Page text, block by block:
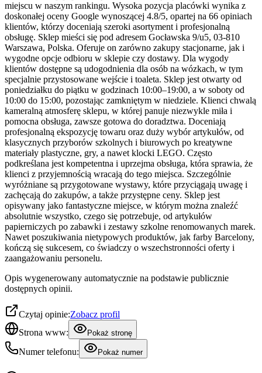
miejscu w naszym rankingu. Wysoka pozycja placówki wynika z
doskonałej oceny Google wynoszącej 4.8/5, opartej na 66 opiniach
klientów, którzy doceniają szeroki asortyment i profesjonalną
obsługę. Sklep mieści się pod adresem Gocławska 9/u5, 03-810
Warszawa, Polska. Oferuje on zarówno zakupy stacjonarne, jak i
wygodne opcje odbioru w sklepie czy dostawy. Dla wygody
klientów dostępne są udogodnienia dla osób na wózkach, w tym
specjalnie przystosowane wejście i toaleta. Sklep jest otwarty od
poniedziałku do piątku w godzinach 10:00–19:00, a w soboty od
10:00 do 15:00, pozostając zamkniętym w niedziele. Klienci chwalą
kameralną atmosferę sklepu, w której panuje niezwykle miła i
pomocna obsługa, zawsze gotowa do doradztwa. Doceniają
profesjonalną ekspozycję towaru oraz duży wybór artykułów, od
klasycznych przyborów szkolnych i biurowych po kreatywne
materiały plastyczne, gry, a nawet klocki LEGO. Często
podkreślana jest kompetentna i uprzejma obsługa, która sprawia, że
klienci z przyjemnością wracają do tego miejsca. Szczególnie
wyróżniane są przygotowane wystawy, które przyciągają uwagę i
zachęcają do zakupów, a także przystępne ceny. Sklep jest
opisywany jako fantastyczne miejsce, w którym można znaleźć
absolutnie wszystko, czego się potrzebuje, od artykułów
papierniczych po zabawki i zestawy szkolne renomowanych marek.
Nawet poszukiwania nietypowych produktów, jak farby Barcelony,
kończą się sukcesem, co świadczy o wszechstronności oferty i
zaangażowaniu personelu.
Opis wygenerowany automatycznie na podstawie publicznie
dostępnych opinii.
Czytaj opinie:Zobacz profil
Strona www:
Pokaż stronę
Numer telefonu: Pokaż numer